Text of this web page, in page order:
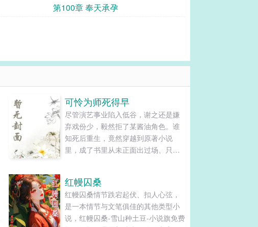
第100章 奉天承孕
可怜为师死得早
尽管演艺事业陷入低谷，谢之还是嫌
弃戏份少，毅然拒了某酱油角色。谁
知死后重生，竟然穿越到原著小说
里，成了书里从未正面出过场、只活
掉的那个酱油好嘛！为了悲剧不再重
演，谢知微只好与系统一道，开始了
苦逼的抢（作）戏（死）之路。系
统：主角要拜师，所以师尊的戏……
红幔囚桑
红幔囚桑情节跌宕起伏、扣人心弦，
是一本情节与文笔俱佳的其他类型小
说，红幔囚桑-雪山种土豆-小说旗免费